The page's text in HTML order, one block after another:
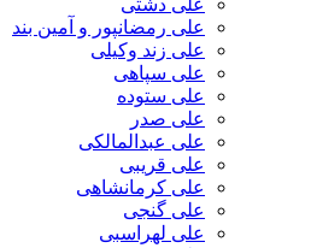
علی رمضانپور و آمین بند
علی زند وکیلی
علی سپاهی
علی ستوده
علی صدر
علی عبدالمالکی
علی قریبی
علی کرمانشاهی
علی گنجی
علی لهراسبی